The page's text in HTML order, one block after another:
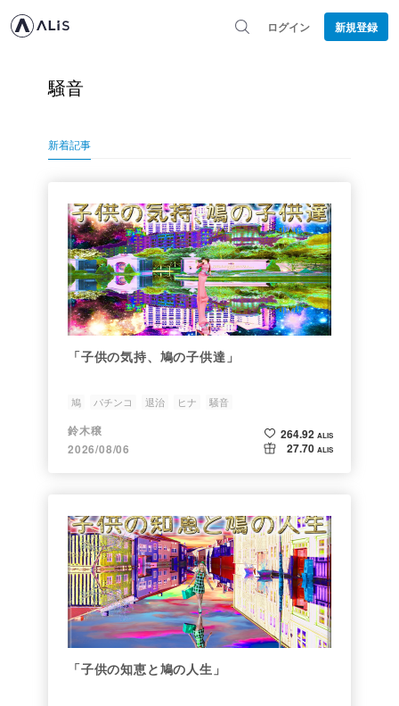
ログイン 新規登録
騒音
新着記事
「子供の気持、鳩の子供達」
鳩 パチンコ 退治 ヒナ 騒音
鈴木穣
2026/08/06
264.92 ALIS
27.70 ALIS
「子供の知恵と鳩の人生」